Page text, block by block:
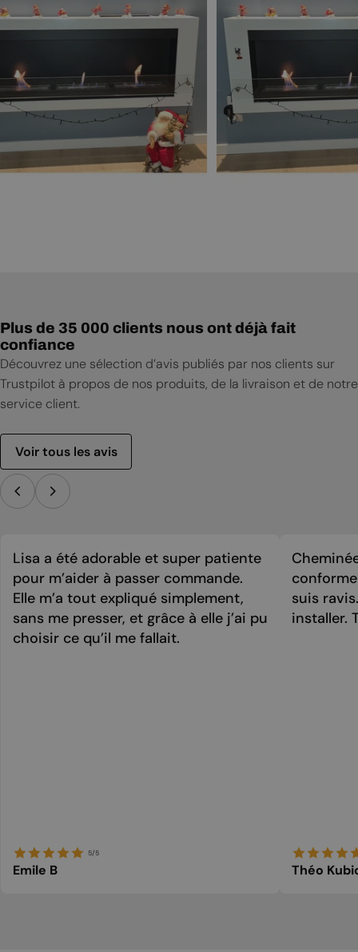
Plus de 35 000 clients nous ont déjà fait
confiance
Découvrez une sélection d’avis publiés par nos clients sur
Trustpilot à propos de nos produits, de la livraison et de notre
service client.
Voir tous les avis
Lisa a été adorable et super patiente
pour m’aider à passer commande.
Elle m’a tout expliqué simplement,
sans me presser, et grâce à elle j’ai pu
choisir ce qu’il me fallait.
5/5
Emile B
suis
installer.
Théo